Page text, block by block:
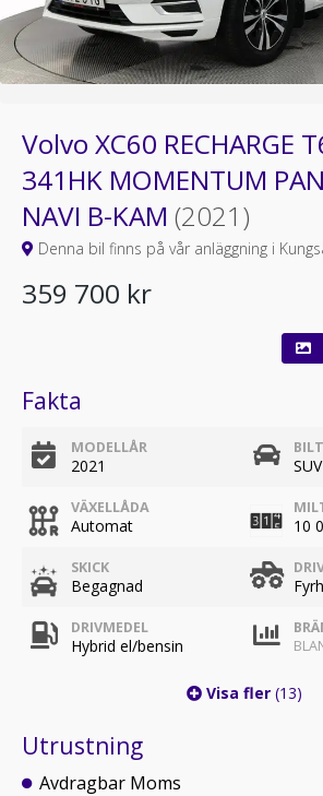
Volvo XC60 RECHARGE
341HK MOMENTUM
NAVI B-KAM (2021)
Denna bil finns på vår anläggning i
359 700 kr
Fakta
MODELLÅR
2021 SUV
VÄXELLÅDA
Automat 10
SKICK
Begagnad
DRIVMEDEL
Hybrid el/bensin
Visa fler (13)
Utrustning
Avdragbar Moms